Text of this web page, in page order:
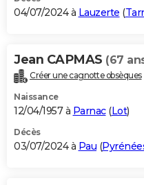
04/07/2024 à Lauzerte (
Jean CAPMAS (67
Créer une cagnotte obsèques
Naissance
12/04/1957 à Parnac(Lot)
Décès
03/07/2024 à Pau (